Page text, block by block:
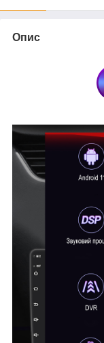
Опис